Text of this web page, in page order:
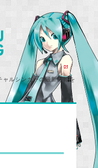
ャルシンガーの最新情報を